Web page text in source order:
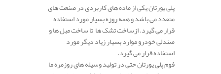
پلی یورتان یکی از ماده های کاربردی در صنعت های
متعدد می باشد و همه روزه بسیار مورد استفاده
قرار می گیرد. ازساخت تشک ها تا ساخت مبل ها و
صندلی خودرو موارد بسیار زیاد دیگر مورد
استفاده قرار می گیرد.
فوم پلی یورتان حتی در تولید وسیله های روزمره ما